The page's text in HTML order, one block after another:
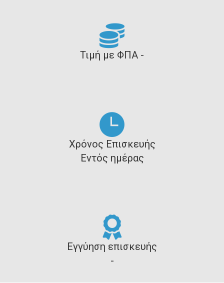
Τιμή με ΦΠΑ -
Χρόνος Επισκευής
Εντός ημέρας
Εγγύηση επισκευής
-